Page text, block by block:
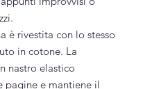
è rivestita con lo stesso
in cotone. La
nastro elastico
pagine e mantiene il